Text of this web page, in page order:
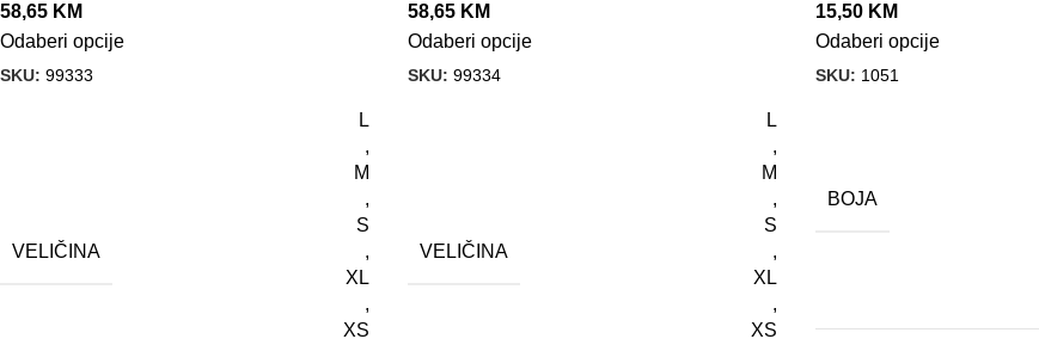
58,65 KM
Odaberi opcije
SKU: 99333
VELIČINA
L
,
M
,
S
,
XL
,
XS
58,65 KM
Odaberi opcije
SKU: 99334
VELIČINA
L
,
M
,
S
,
XL
,
XS
15,50 KM
Odaberi opcije
SKU: 1051
BOJA